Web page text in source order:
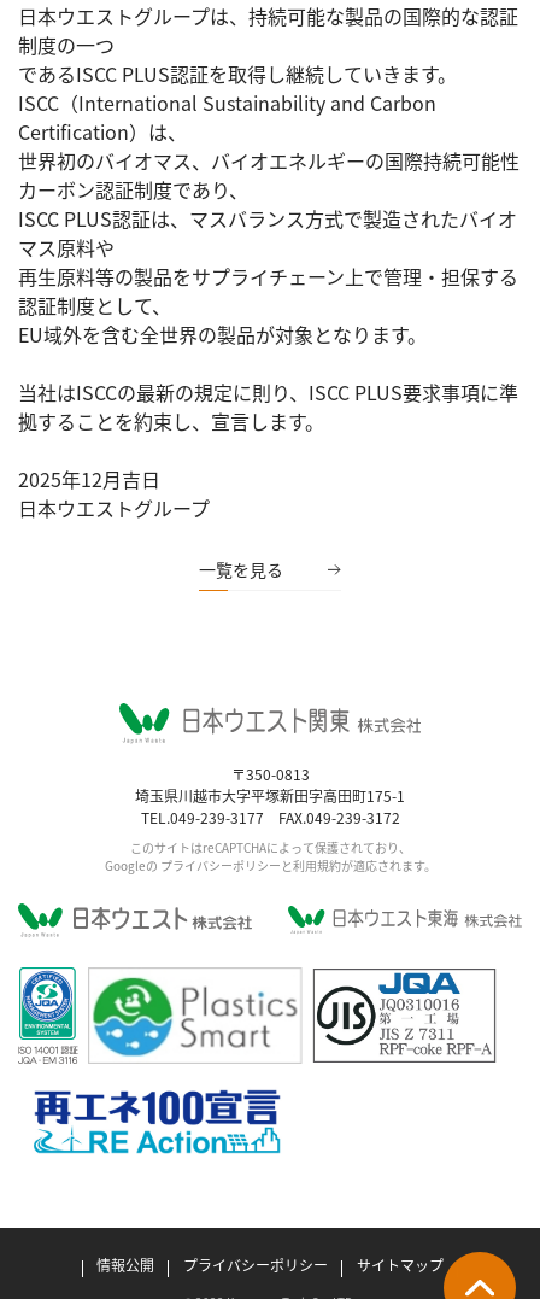
日本ウエストグループは、持続可能な製品の国際的な認証
制度の一つ
であるISCC PLUS認証を取得し継続していきます。
ISCC（International Sustainability and Carbon
Certification）は、
世界初のバイオマス、バイオエネルギーの国際持続可能性
カーボン認証制度であり、
ISCC PLUS認証は、マスバランス方式で製造されたバイオ
マス原料や
再生原料等の製品をサプライチェーン上で管理・担保する
認証制度として、
EU域外を含む全世界の製品が対象となります。
当社はISCCの最新の規定に則り、ISCC PLUS要求事項に準
拠することを約束し、宣言します。
2025年12月吉日
日本ウエストグループ
一覧を見る
〒350-0813
埼玉県川越市大字平塚新田字高田町175-1
TEL.049-239-3177 FAX.049-239-3172
このサイトはreCAPTCHAによって保護されており、
Googleの プライバシーポリシー と利用規約が適応されます。
情報公開 プライバシーポリシー サイトマップ